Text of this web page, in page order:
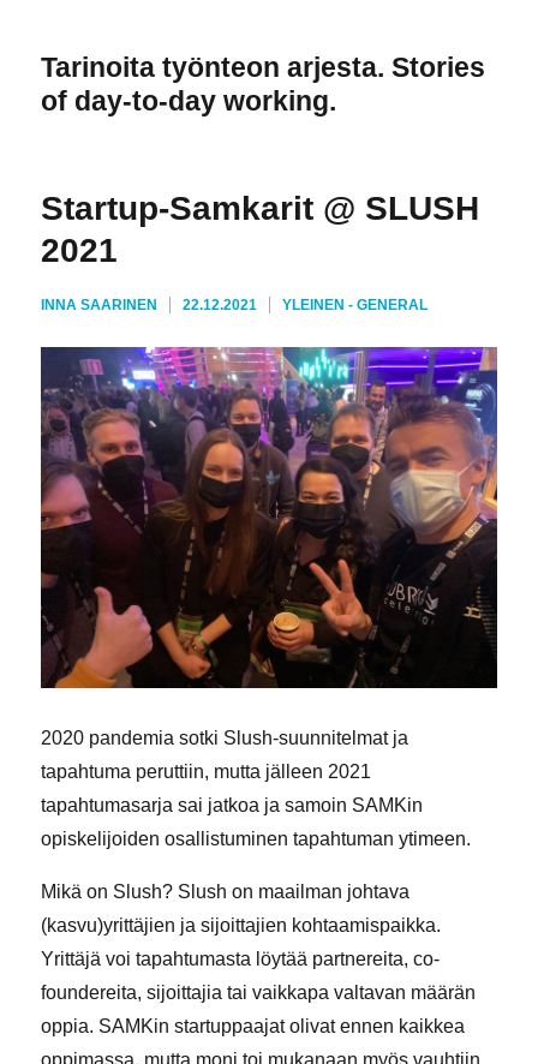
Tarinoita työnteon arjesta. Stories
of day-to-day working.
Startup-Samkarit @ SLUSH
2021
KIRJOITTAJA
INNA SAARINEN JULKAISTU
22.12.2021 KATEGORIAT
YLEINEN - GENERAL
2020 pandemia sotki Slush-suunnitelmat ja
tapahtuma peruttiin, mutta jälleen 2021
tapahtumasarja sai jatkoa ja samoin SAMKin
opiskelijoiden osallistuminen tapahtuman ytimeen.
Mikä on Slush? Slush on maailman johtava
(kasvu)yrittäjien ja sijoittajien kohtaamispaikka.
Yrittäjä voi tapahtumasta löytää partnereita, co-
foundereita, sijoittajia tai vaikkapa valtavan määrän
oppia. SAMKin startuppaajat olivat ennen kaikkea
oppimassa, mutta moni toi mukanaan myös vauhtiin